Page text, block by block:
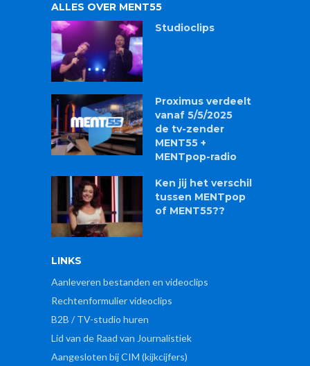
ALLES OVER MENT55
Studioclips
Proximus verdeelt
vanaf 5/5/2025
de tv-zender
MENT55 +
MENTpop-radio
Ken jij het verschil
tussen MENTpop
of MENT55??
LINKS
Aanleveren bestanden en videoclips
Rechtenformulier videoclips
B2B / TV-studio huren
Lid van de Raad van Journalistiek
Aangesloten bij CIM (kijkcijfers)